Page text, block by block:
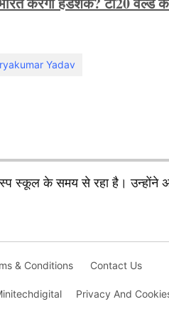
Yadav
स्कूल के समय से रहा है। उन्होंने
& Conditions Contact Us
Privacy And